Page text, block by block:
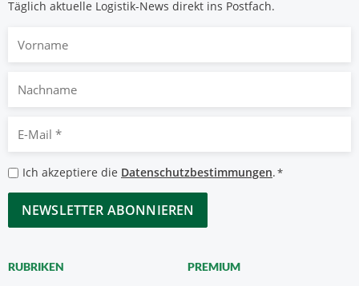
Täglich aktuelle Logistik-News direkt ins Postfach.
Nachname
Mail
*
Datenschutzbestimmungen
*
Ich akzeptiere die Datenschutzbestimmungen.*
CAPTCHA
RUBRIKEN PREMIUM